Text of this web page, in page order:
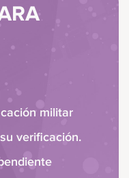
militar
verificación.